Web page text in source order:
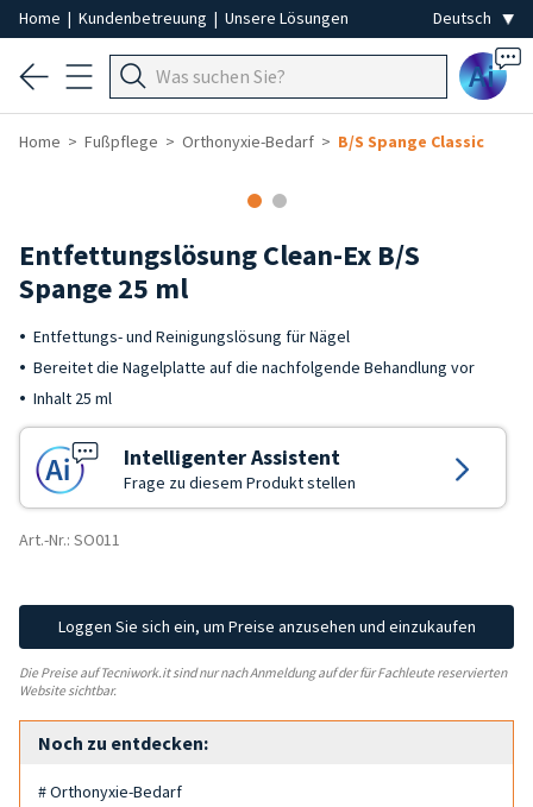
Home | Kundenbetreuung | Unsere Lösungen
Ai
Home Fußpflege Orthonyxie-Bedarf B/S Spange Classic
Entfettungslösung Clean-Ex B/S
Spange 25 ml
Entfettungs- und Reinigungslösung für Nägel
Bereitet die Nagelplatte auf die nachfolgende Behandlung vor
Inhalt 25 ml
Intelligenter Assistent
Frage zu diesem Produkt stellen
Art.-Nr.: SO011
Loggen Sie sich ein, um Preise anzusehen und einzukaufen
Die Preise auf Tecniwork.it sind nur nach Anmeldung auf der für Fachleute reservierten
Website sichtbar.
Noch zu entdecken:
# Orthonyxie-Bedarf